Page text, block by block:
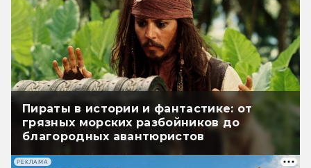
Пираты в истории и фантастике: от
грязных морских разбойников до
благородных авантюристов
РЕКЛАМА